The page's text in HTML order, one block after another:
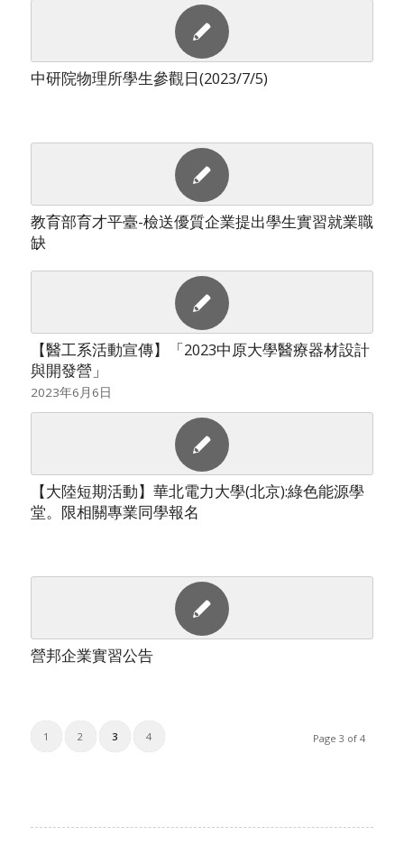
中研院物理所學生參觀日(2023/7/5)
教育部育才平臺-檢送優質企業提出學生實習就業職
缺
【醫工系活動宣傳】「2023中原大學醫療器材設計
與開發營」
2023年6月6日
【大陸短期活動】華北電力大學(北京):綠色能源學
堂。限相關專業同學報名
營邦企業實習公告
Page 3 of 4
1 2 3 4